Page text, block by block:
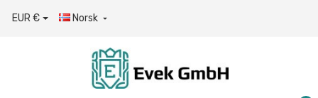
EUR € Norsk 